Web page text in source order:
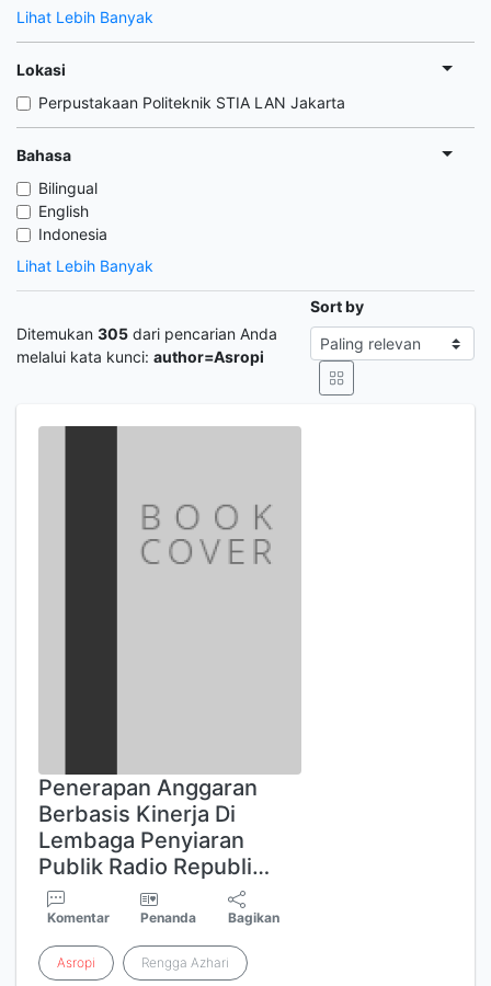
Lihat Lebih Banyak
Lokasi
Perpustakaan Politeknik STIA LAN Jakarta
Bahasa
Bilingual
English
Indonesia
Lihat Lebih Banyak
Ditemukan 305 dari pencarian Anda
melalui kata kunci: author=Asropi
Sort by
Penerapan Anggaran
Berbasis Kinerja Di
Lembaga Penyiaran
Publik Radio Republi…
Komentar Penanda Bagikan
Asropi Rengga Azhari